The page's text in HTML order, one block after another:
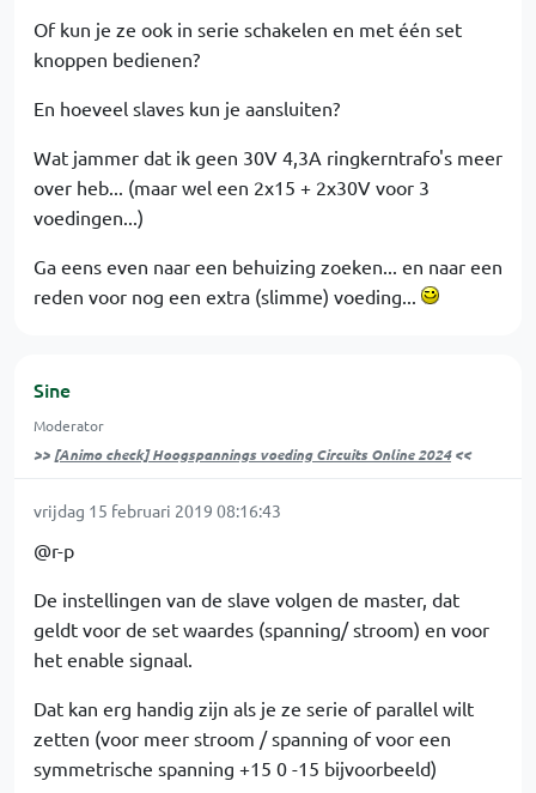
Of kun je ze ook in serie schakelen en met één set
knoppen bedienen?
En hoeveel slaves kun je aansluiten?
Wat jammer dat ik geen 30V 4,3A ringkerntrafo's meer
over heb... (maar wel een 2x15 + 2x30V voor 3
voedingen...)
Ga eens even naar een behuizing zoeken... en naar een
reden voor nog een extra (slimme) voeding...
Sine
Moderator
>> [Animo check] Hoogspannings voeding Circuits Online 2024<<
vrijdag 15 februari 2019 08:16:43
@r-p
De instellingen van de slave volgen de master, dat
geldt voor de set waardes (spanning/ stroom) en voor
het enable signaal.
Dat kan erg handig zijn als je ze serie of parallel wilt
zetten (voor meer stroom / spanning of voor een
symmetrische spanning +15 0 -15 bijvoorbeeld)